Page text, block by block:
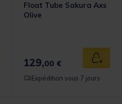
au panier
Float Tube Sakura Axs
Olive
129,00 €
Expédition sous 7 jours